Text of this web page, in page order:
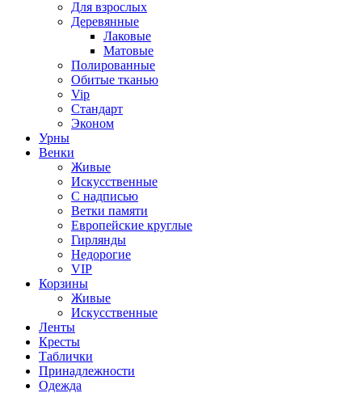
Для взрослых
Деревянные
Лаковые
Матовые
Полированные
Обитые тканью
Vip
Стандарт
Эконом
Урны
Венки
Живые
Искусственные
С надписью
Ветки памяти
Европейские круглые
Гирлянды
Недорогие
VIP
Корзины
Живые
Искусственные
Ленты
Кресты
Таблички
Принадлежности
Одежда